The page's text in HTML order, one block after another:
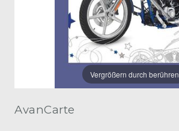
Vergrößern durch berühren
AvanCarte